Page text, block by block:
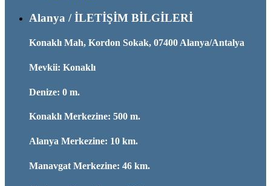
Alanya / İLETİŞİM BİLGİLERİ
Konaklı Mah, Kordon Sokak, 07400 Alanya/Antalya
Mevkii: Konaklı
Denize: 0 m.
Konaklı Merkezine: 500 m.
Alanya Merkezine: 10 km.
Manavgat Merkezine: 46 km.